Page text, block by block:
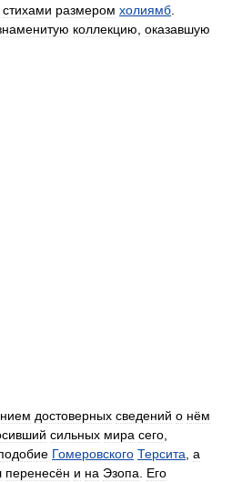
стихами размером холиямб
коллекцию оказавшую
достоверных сведений о нём
сильных мира сего
Гомеровского Терсита а
перенесён и на Эзопа
Его